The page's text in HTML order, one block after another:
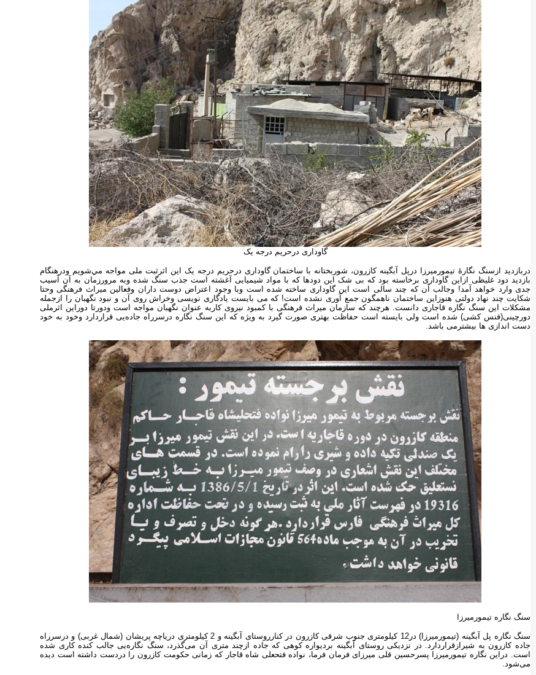
گاوداری درحریم درجه یک
دربازدید ازسنگ نگارۀ تیمورمیرزا درپل آبگینه کازرون، شوربختانه با ساختمان گاوداری درحریم درجه یک این اثرثبت ملی مواجه مي‌شويم ودرهنگام
بازدید دود غلیظی ازاین گاوداری برخاسته بود که بی شک این دودها که با مواد شیمیایی آغشته است جذب سنگ شده وبه مرورزمان به آن آسیب
جدی وارد خواهد آمد! وجالب آن که چند سالی است این گاوداری ساخته شده است وبا وجود اعتراض دوست داران وفعالین میراث فرهنگی وحتا
شکایت چند نهاد دولتی هنوزاین ساختمان ناهمگون جمع آوری نشده است! که می بایست یادگاری نویسی وخراش روی آن و نبود نگهبان را ازجمله
مشکلات این سنگ نگاره قاجاری دانست. هرچند که سازمان میراث فرهنگی با کمبود نیروی کاربه عنوان نگهبان مواجه است ودورتا دوراین اثرملی
دورچینی(فنس کشی) شده است ولی بایسته است حفاظت بهتری صورت گیرد به ویژه که این سنگ نگاره درسرراه جاده‌یی قراردارد وخود به خود
دست اندازی ها بیشترمی باشد.
سنگ نگاره تیمورمیرزا
سنگ نگاره پل آبگینه (تیمورمیرزا) در12 کیلومتری جنوب شرقی کازرون در کنارروستای آبگینه و 2 کیلومتری دریاچه پریشان (شمال غربی) و درسرراه
جاده کازرون به شیرازقراردارد. در نزدیکی روستای آبگینه بردیواره کوهی که جاده ازچند متری آن می‌گذرد، سنگ نگاره‌یی جالب کنده کاری شده
است. دراین نگاره تیمورمیرزا پسرحسین قلی میرزای فرمان فرما، نواده فتحعلی شاه قاجار که زمانی حکومت کازرون را دردست داشته است دیده
می‌شود.